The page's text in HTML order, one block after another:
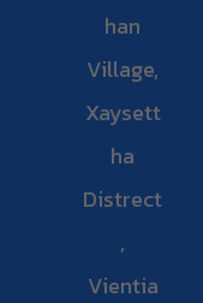
han
Village,
Xaysett
ha
Distrect
,
Vientia